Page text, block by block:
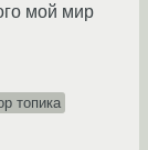
мой мир
топика